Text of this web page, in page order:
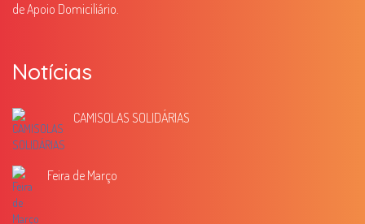
de Apoio Domiciliário.
Notícias
CAMISOLAS SOLIDÁRIAS
Feira de Março